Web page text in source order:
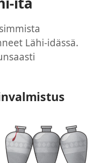
Lähi-idässä.